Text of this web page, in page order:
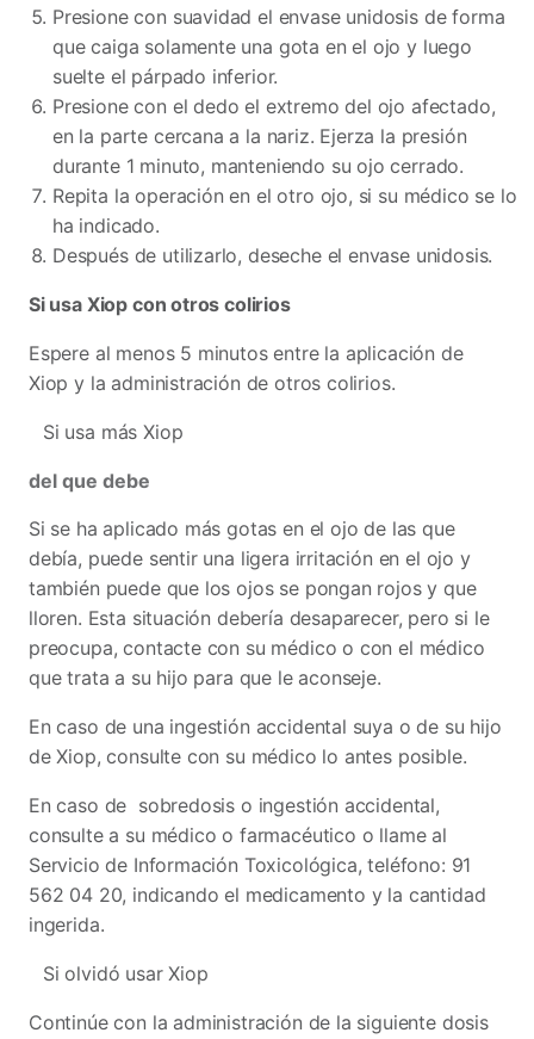
Presione con suavidad el envase unidosis de forma
que caiga solamente una gota en el ojo y luego
suelte el párpado inferior.
Presione con el dedo el extremo del ojo afectado,
en la parte cercana a la nariz. Ejerza la presión
durante 1 minuto, manteniendo su ojo cerrado.
Repita la operación en el otro ojo, si su médico se lo
ha indicado.
Después de utilizarlo, deseche el envase unidosis.
Si usa Xiop con otros colirios
Espere al menos 5 minutos entre la aplicación de
Xiop y la administración de otros colirios.
Si usa más Xiop
del que debe
Si se ha aplicado más gotas en el ojo de las que
debía, puede sentir una ligera irritación en el ojo y
también puede que los ojos se pongan rojos y que
lloren. Esta situación debería desaparecer, pero si le
preocupa, contacte con su médico o con el médico
que trata a su hijo para que le aconseje.
En caso de una ingestión accidental suya o de su hijo
de Xiop, consulte con su médico lo antes posible.
En caso de sobredosis o ingestión accidental,
consulte a su médico o farmacéutico o llame al
Servicio de Información Toxicológica, teléfono: 91
562 04 20, indicando el medicamento y la cantidad
ingerida.
Si olvidó usar Xiop
Continúe con la administración de la siguiente dosis